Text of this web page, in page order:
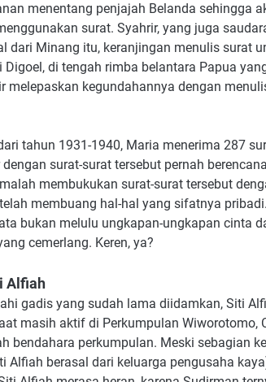
menentang penjajah Belanda sehingga
surat. Syahrir, yang juga
dari Minang itu, keranjingan menulis surat
di tengah rimba belantara Papua
melepaskan kegundahannya dengan
tahun 1931-1940, Maria menerima 287
surat-surat tersebut pernah
membukukan surat-surat tersebut
membuang hal-hal yang sifatnya
bukan melulu ungkapan-ungkapan cinta
cemerlang. Keren, ya?
Alfiah
gadis yang sudah lama diidamkan, Siti
masih aktif di Perkumpulan Wiworotomo,
bendahara perkumpulan. Meski sebagian
Alfiah berasal dari keluarga pengusaha